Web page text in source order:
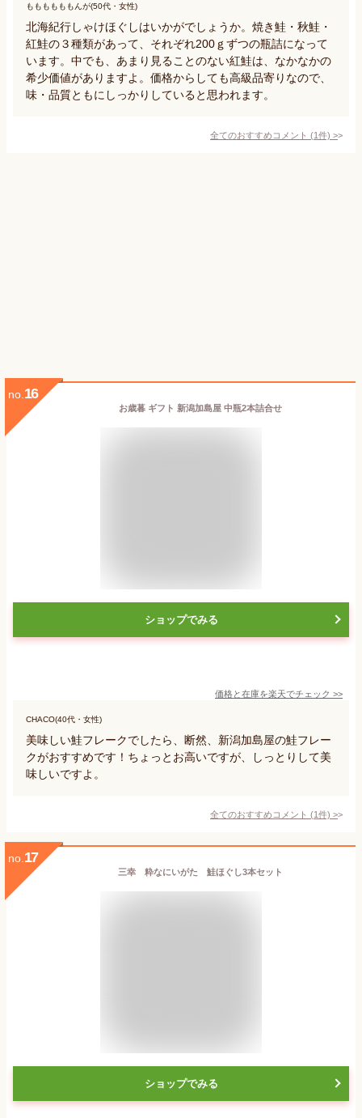
ももももももんが(50代・女性)
北海紀行しゃけほぐしはいかがでしょうか。焼き鮭・秋鮭・
紅鮭の３種類があって、それぞれ200ｇずつの瓶詰になって
います。中でも、あまり見ることのない紅鮭は、なかなかの
希少価値がありますよ。価格からしても高級品寄りなので、
味・品質ともにしっかりしていると思われます。
全てのおすすめコメント (1件) >
no. 16
お歳暮 ギフト 新潟加島屋 中瓶2本詰合せ
ショップでみる
価格と在庫を楽天でチェック >>
CHACO(40代・女性)
美味しい鮭フレークでしたら、断然、新潟加島屋の鮭フレー
クがおすすめです！ちょっとお高いですが、しっとりして美
味しいですよ。
全てのおすすめコメント (1件) >
no. 17
三幸 粋なにいがた 鮭ほぐし3本セット
ショップでみる